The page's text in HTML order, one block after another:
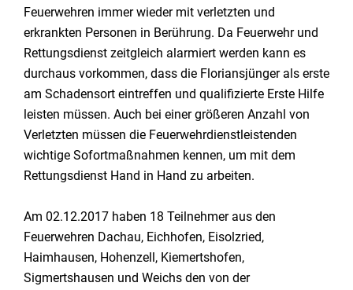
Feuerwehren immer wieder mit verletzten und
erkrankten Personen in Berührung. Da Feuerwehr und
Rettungsdienst zeitgleich alarmiert werden kann es
durchaus vorkommen, dass die Floriansjünger als erste
am Schadensort eintreffen und qualifizierte Erste Hilfe
leisten müssen. Auch bei einer größeren Anzahl von
Verletzten müssen die Feuerwehrdienstleistenden
wichtige Sofortmaßnahmen kennen, um mit dem
Rettungsdienst Hand in Hand zu arbeiten.
Am 02.12.2017 haben 18 Teilnehmer aus den
Feuerwehren Dachau, Eichhofen, Eisolzried,
Haimhausen, Hohenzell, Kiemertshofen,
Sigmertshausen und Weichs den von der